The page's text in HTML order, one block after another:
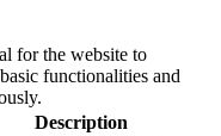
for the website to
functionalities and
Description